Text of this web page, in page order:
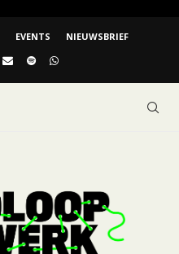
EVENTS NIEUWSBRIEF